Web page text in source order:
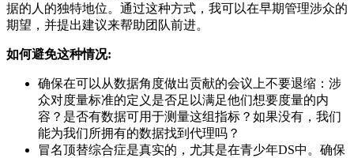
据的人的独特地位。通过这种方式，我可以在早期管理涉众的
期望，并提出建议来帮助团队前进。
如何避免这种情况:
确保在可以从数据角度做出贡献的会议上不要退缩：涉
众对度量标准的定义是否足以满足他们想要度量的内
容？是否有数据可用于测量这组指标？如果没有，我们
能为我们所拥有的数据找到代理吗？
冒名顶替综合症是真实的，尤其是在青少年DS中。确保